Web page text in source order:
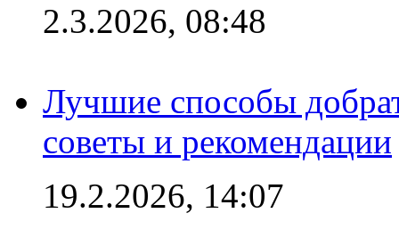
2.3.2026, 08:48
Лучшие способы
советы и рекомендации
19.2.2026, 14:07